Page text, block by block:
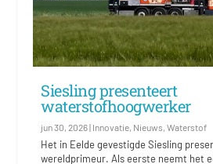
Siesling presenteert
waterstofhoogwerker
jun 30, 2026| Innovatie, Nieuws,Waterstof
Het in Eelde gevestigde Siesling
wereldprimeur. Als eerste neemt het